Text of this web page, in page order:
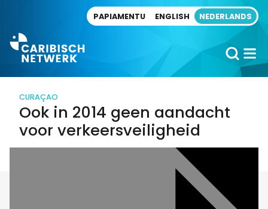
PAPIAMENTU ENGLISH NEDERLANDS
CURAÇAO
Ook in 2014 geen aandacht
voor verkeersveiligheid